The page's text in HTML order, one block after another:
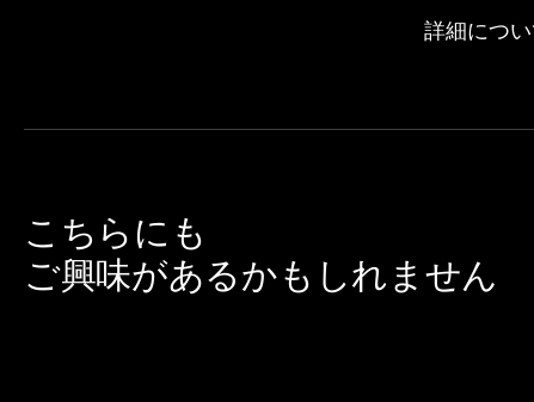
詳細につ
こちらにも
ご興味があるかもしれません